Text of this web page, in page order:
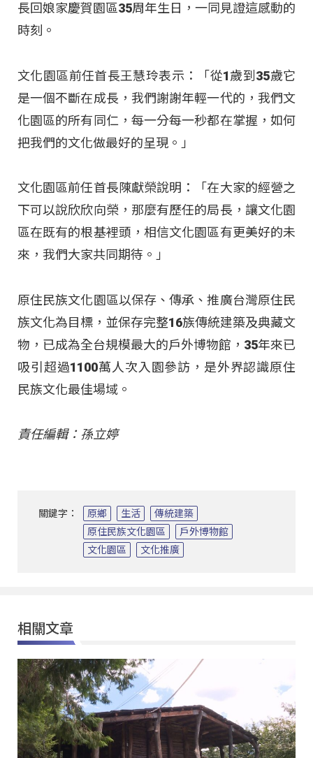
長回娘家慶賀園區35周年生日，一同見證這感動的
時刻。
文化園區前任首長王慧玲表示：「從1歲到35歲它
是一個不斷在成長，我們謝謝年輕一代的，我們文
化園區的所有同仁，每一分每一秒都在掌握，如何
把我們的文化做最好的呈現。」
文化園區前任首長陳獻榮說明：「在大家的經營之
下可以說欣欣向榮，那麼有歷任的局長，讓文化園
區在既有的根基裡頭，相信文化園區有更美好的未
來，我們大家共同期待。」
原住民族文化園區以保存、傳承、推廣台灣原住民
族文化為目標，並保存完整16族傳統建築及典藏文
物，已成為全台規模最大的戶外博物館，35年來已
吸引超過1100萬人次入園參訪，是外界認識原住
民族文化最佳場域。
責任編輯：孫立婷
關鍵字： 原鄉 生活
傳統建築
原住民族文化園區
戶外博物館
文化園區
文化推廣
相關文章